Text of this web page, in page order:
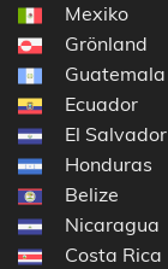
Mexiko
Grönland
Guatemala
Ecuador
El Salvador
Honduras
Belize
Nicaragua
Costa Rica